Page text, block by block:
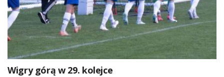
Wigry górą w 29. kolejce